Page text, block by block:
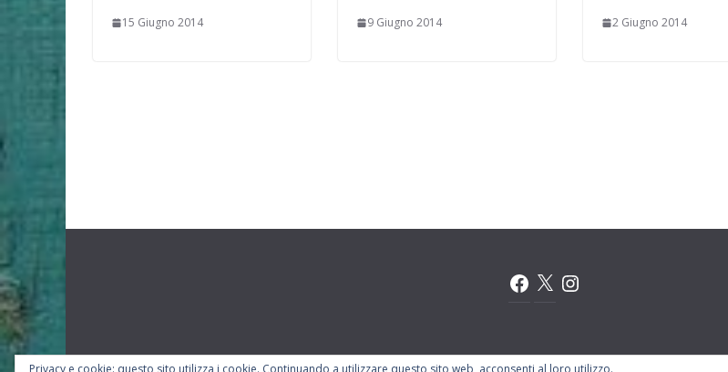
15 Giugno 2014 9 Giugno 2014 2 Giugno 2014
Facebook
X Instagram
Privacy e cookie: questo sito utilizza i cookie. Continuando a utilizzare questo sito web, acconsenti al loro utilizzo.